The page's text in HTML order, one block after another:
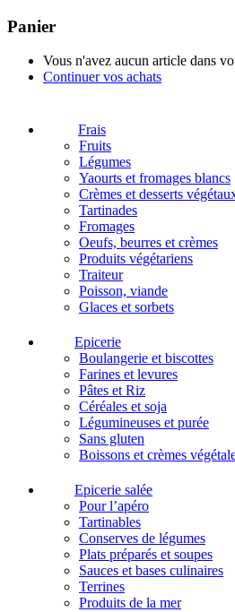
Panier
Vous n'avez aucun article dans
Continuer vos achats
Frais
Fruits
Légumes
Yaourts et fromages blancs
Crèmes et desserts
Tartinades
Fromages
Oeufs, beurres et crèmes
Produits végétariens
Traiteur
Poisson, viande
Glaces et sorbets
Epicerie
Boulangerie et biscottes
Farines et levures
Pâtes et Riz
Céréales et soja
Légumineuses et purée
Sans gluten
Boissons et crèmes
Epicerie salée
Pour l’apéro
Tartinables
Conserves de légumes
Plats préparés et soupes
Sauces et bases culinaires
Terrines
Produits de la mer